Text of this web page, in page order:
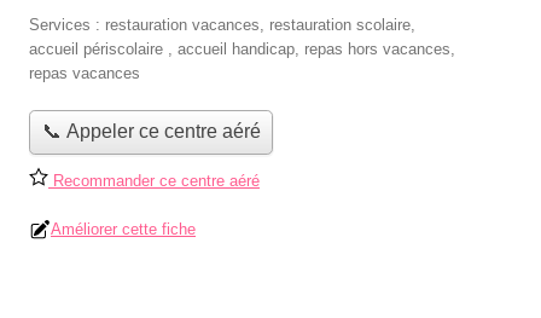
Services : restauration vacances, restauration scolaire,
accueil périscolaire , accueil handicap, repas hors vacances,
repas vacances
📞 Appeler ce centre aéré
Recommander ce centre aéré
Améliorer cette fiche